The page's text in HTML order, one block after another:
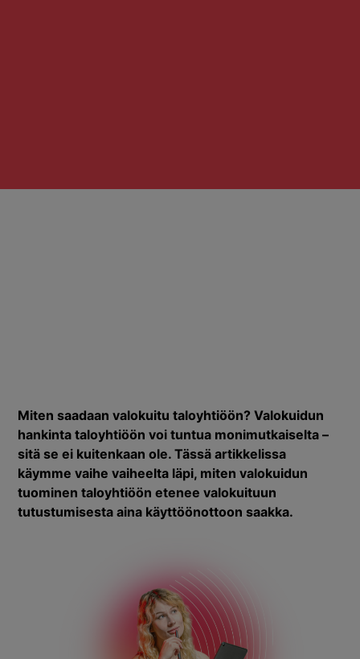
Miten saadaan valokuitu taloyhtiöön? Valokuidun
hankinta taloyhtiöön voi tuntua monimutkaiselta –
sitä se ei kuitenkaan ole. Tässä artikkelissa
käymme vaihe vaiheelta läpi, miten valokuidun
tuominen taloyhtiöön etenee valokuituun
tutustumisesta aina käyttöönottoon saakka.